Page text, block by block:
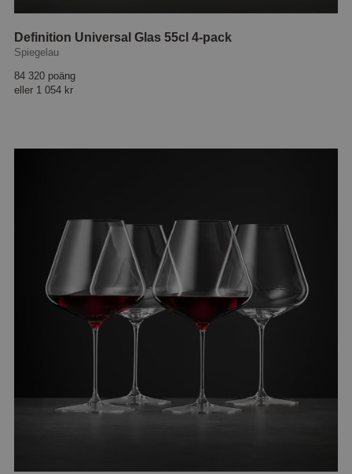
Definition Universal Glas 55cl 4-pack
Spiegelau
84 320 poäng
eller 1 054 kr